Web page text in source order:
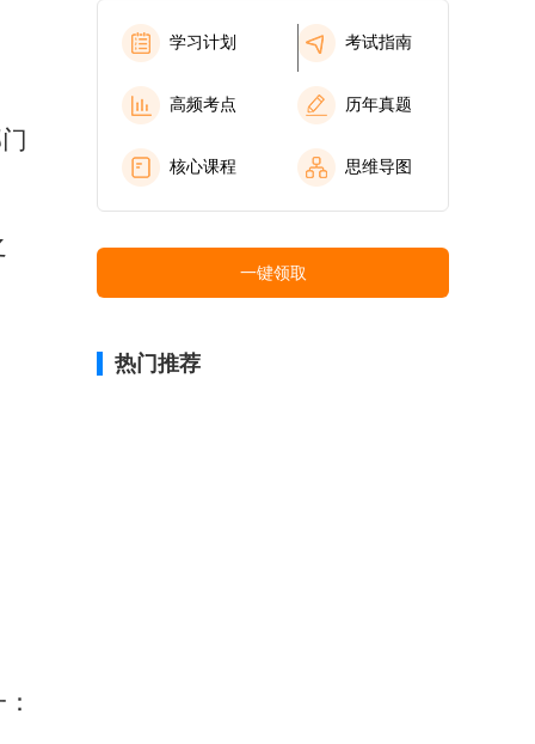
学习计划 考试指南
高频考点 历年真题
核心课程 思维导图
一键领取
热门推荐